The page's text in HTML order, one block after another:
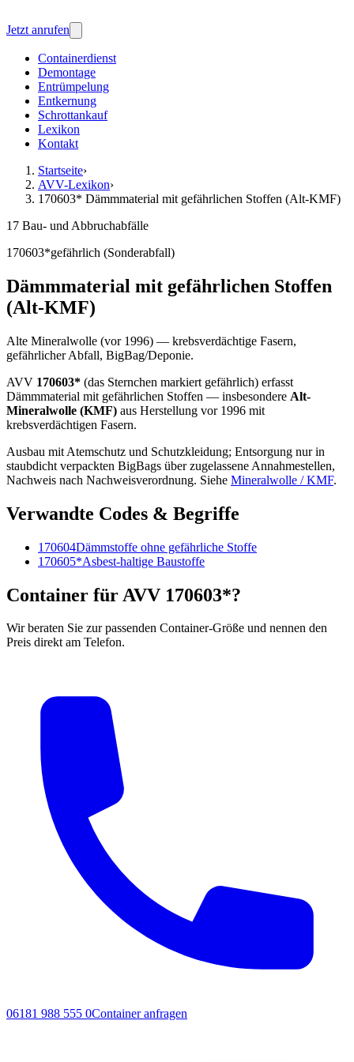
Jetzt anrufen
Containerdienst
Demontage
Entrümpelung
Entkernung
Schrottankauf
Lexikon
Kontakt
Startseite›
AVV-Lexikon›
170603* Dämmmaterial mit gefährlichen Stoffen (Alt-KMF)
17 Bau- und Abbruchabfälle
170603*gefährlich (Sonderabfall)
Dämmmaterial mit gefährlichen Stoffen
(Alt-KMF)
Alte Mineralwolle (vor 1996) — krebsverdächtige Fasern,
gefährlicher Abfall, BigBag/Deponie.
AVV 170603* (das Sternchen markiert gefährlich) erfasst
Dämmmaterial mit gefährlichen Stoffen — insbesondere Alt-
Mineralwolle (KMF) aus Herstellung vor 1996 mit
krebsverdächtigen Fasern.
Ausbau mit Atemschutz und Schutzkleidung; Entsorgung nur in
staubdicht verpackten BigBags über zugelassene Annahmestellen,
Nachweis nach Nachweisverordnung. Siehe Mineralwolle / KMF.
Verwandte Codes & Begriffe
170604Dämmstoffe ohne gefährliche Stoffe
170605*Asbest-haltige Baustoffe
Container für AVV 170603*?
Wir beraten Sie zur passenden Container-Größe und nennen den
Preis direkt am Telefon.
06181 988 555 0Container anfragen